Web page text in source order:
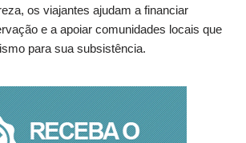
os viajantes ajudam a financiar
e a apoiar comunidades locais que
para sua subsistência.